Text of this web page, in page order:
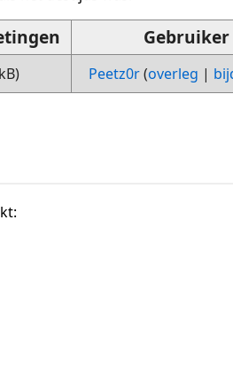
Gebruiker
Peetz0r(overleg |